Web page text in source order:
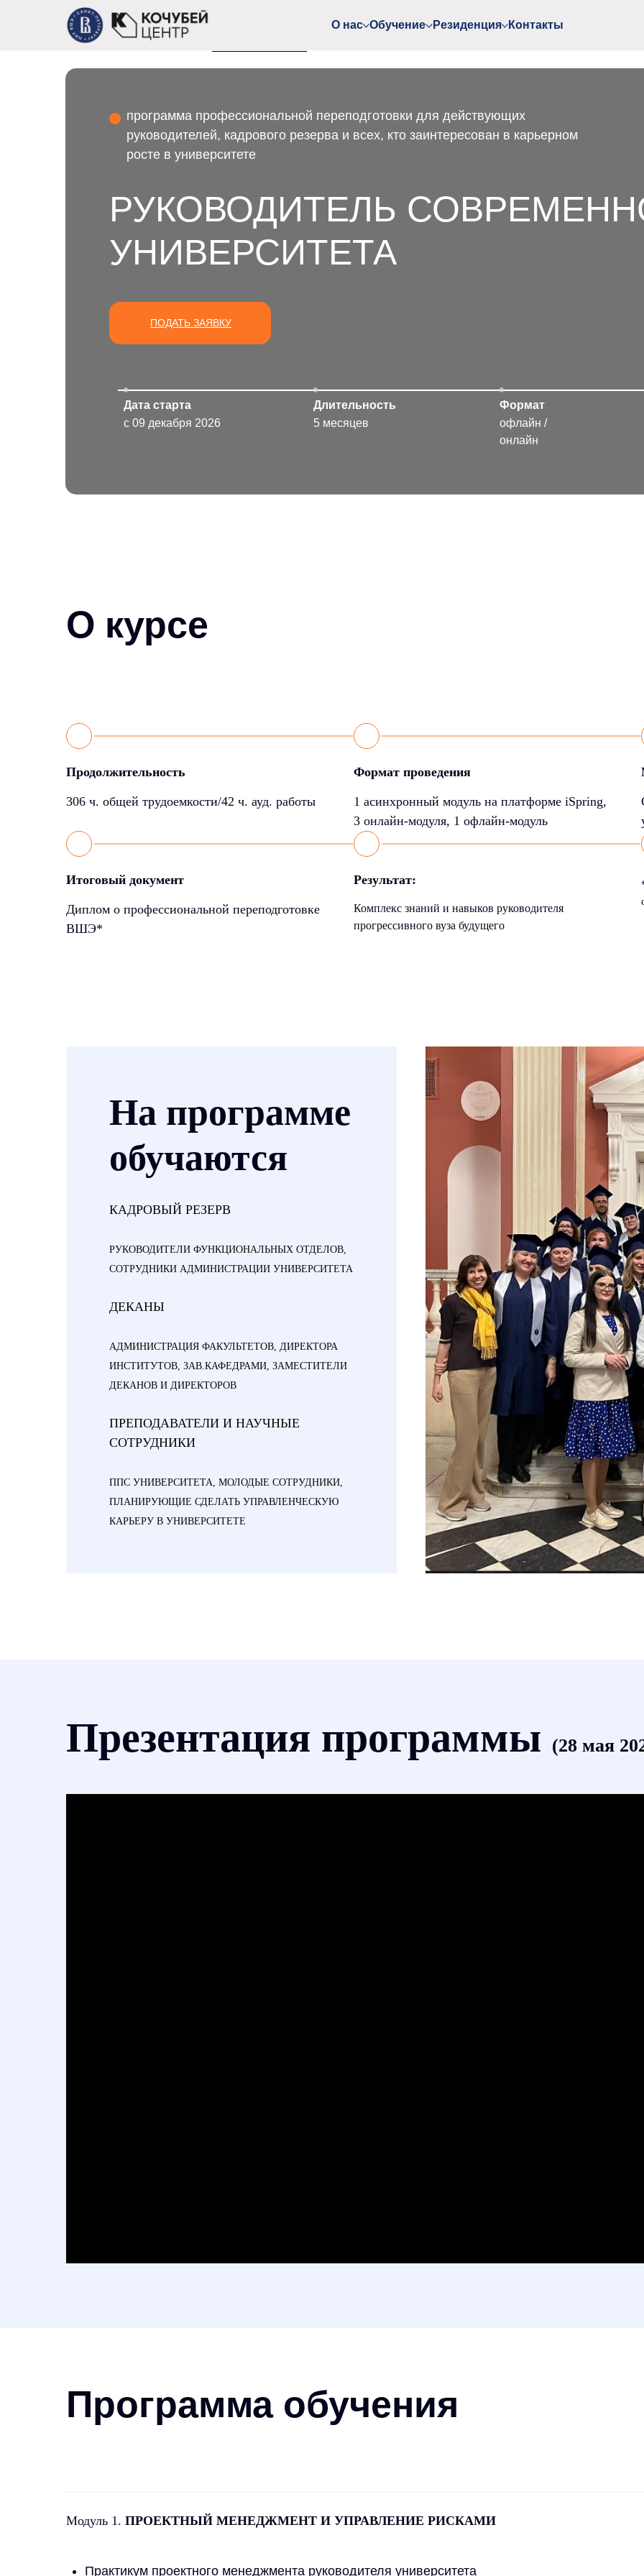
О нас Обучение Резиденция Контакты
О нас Обучение Резиденция Контакты
РУКОВОДИТЕЛЬ
УНИВЕРСИТЕТА
программа профессиональной переподготовки для действующих
руководителей, кадрового резерва и всех, кто заинтересован в карьерном
росте в университете
офлайн /
онлайн
Формат
5 месяцев
Длительность
с 09 декабря 2026
Дата старта
ПОДАТЬ ЗАЯВКУ
УЧЕБНЫЙ ЦЕНТР ПОДГОТОВКИ
О курсе
Продолжительность
306 ч. общей трудоемкости/42 ч. ауд. работы
Формат проведения
1 асинхронный модуль на платформе iSpring,
3 онлайн-модуля, 1 офлайн-модуль
Итоговый документ
Диплом о профессиональной переподготовке
ВШЭ*
Результат:
Комплекс знаний и навыков руководителя
прогрессивного вуза будущего
На программе
обучаются
КАДРОВЫЙ РЕЗЕРВ
РУКОВОДИТЕЛИ ФУНКЦИОНАЛЬНЫХ ОТДЕЛОВ,
СОТРУДНИКИ АДМИНИСТРАЦИИ УНИВЕРСИТЕТА
ДЕКАНЫ
АДМИНИСТРАЦИЯ ФАКУЛЬТЕТОВ, ДИРЕКТОРА
ИНСТИТУТОВ, ЗАВ.КАФЕДРАМИ, ЗАМЕСТИТЕЛИ
ДЕКАНОВ И ДИРЕКТОРОВ
ПРЕПОДАВАТЕЛИ И НАУЧНЫЕ
СОТРУДНИКИ
ППС УНИВЕРСИТЕТА, МОЛОДЫЕ СОТРУДНИКИ,
ПЛАНИРУЮЩИЕ СДЕЛАТЬ УПРАВЛЕНЧЕСКУЮ
КАРЬЕРУ В УНИВЕРСИТЕТЕ
Презентация программы (28 мая
Программа обучения
Модуль 1. ПРОЕКТНЫЙ МЕНЕДЖМЕНТ И УПРАВЛЕНИЕ РИСКАМИ
Практикум проектного менеджмента руководителя университета